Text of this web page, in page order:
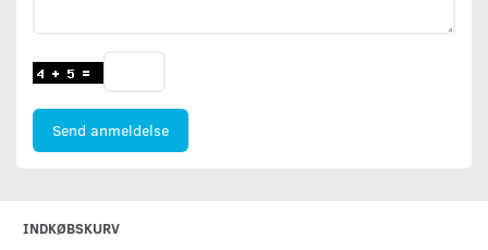
Send anmeldelse
INDKØBSKURV